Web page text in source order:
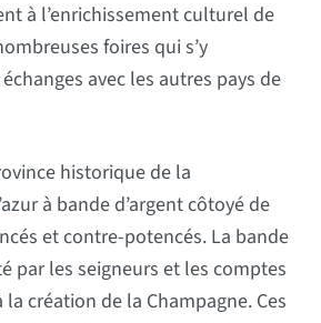
à l’enrichissement culturel de
foires qui s’y
avec les autres pays de
historique de la
à bande d’argent côtoyé de
et contre-potencés. La bande
par les seigneurs et les comptes
création de la Champagne. Ces